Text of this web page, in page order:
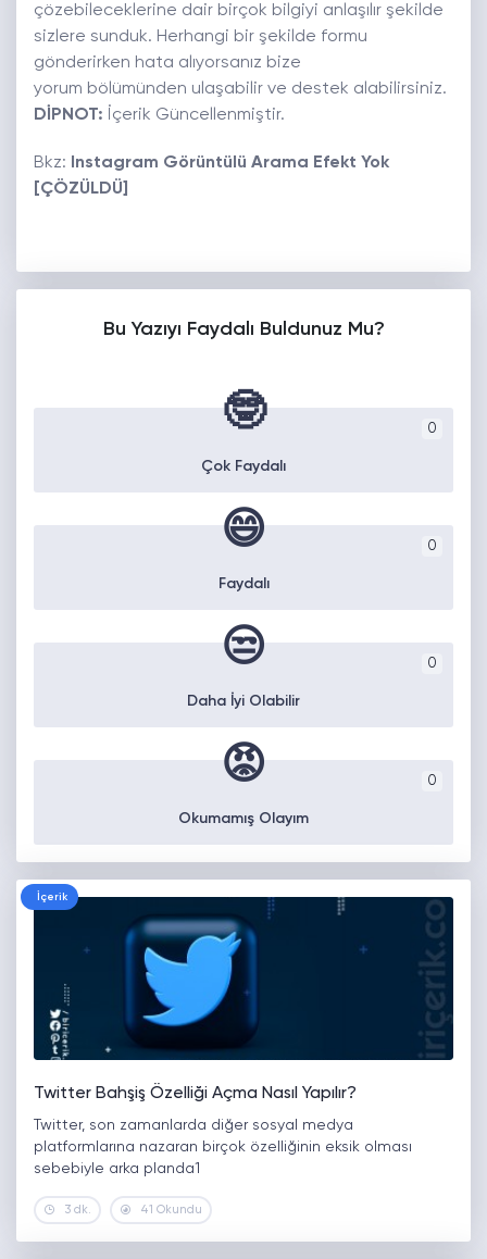
çözebileceklerine dair birçok bilgiyi anlaşılır şekilde
sizlere sunduk. Herhangi bir şekilde formu
gönderirken hata alıyorsanız bize
yorum bölümünden ulaşabilir ve destek alabilirsiniz.
DİPNOT: İçerik Güncellenmiştir.
Bkz:
Instagram Görüntülü Arama Efekt Yok
[ÇÖZÜLDÜ]
Bu Yazıyı Faydalı Buldunuz Mu?
0
🤓
Çok Faydalı
0
😄
Faydalı
0
😒
Daha İyi Olabilir
0
😡
Okumamış Olayım
İçerik
Twitter Bahşiş Özelliği Açma Nasıl Yapılır?
Twitter, son zamanlarda diğer sosyal medya
platformlarına nazaran birçok özelliğinin eksik olması
sebebiyle arka planda1
3 dk. 41 Okundu